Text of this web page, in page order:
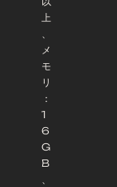
上
、
メ
モ
リ
：
1
6
G
B
、